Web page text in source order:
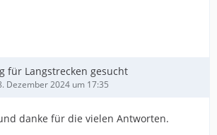
für Langstrecken gesucht
Dezember 2024 um 17:35
danke für die vielen Antworten.